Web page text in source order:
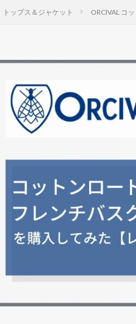
トップス＆ジャケット ORCIVAL コ